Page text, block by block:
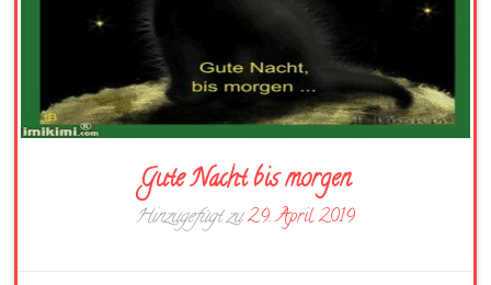
Gute Nacht bis morgen
Hinzugefügt zu29. April 2019